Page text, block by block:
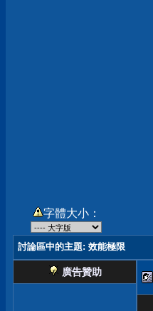
字體大小：
討論區中的主題: 效能極限
廣告贊助